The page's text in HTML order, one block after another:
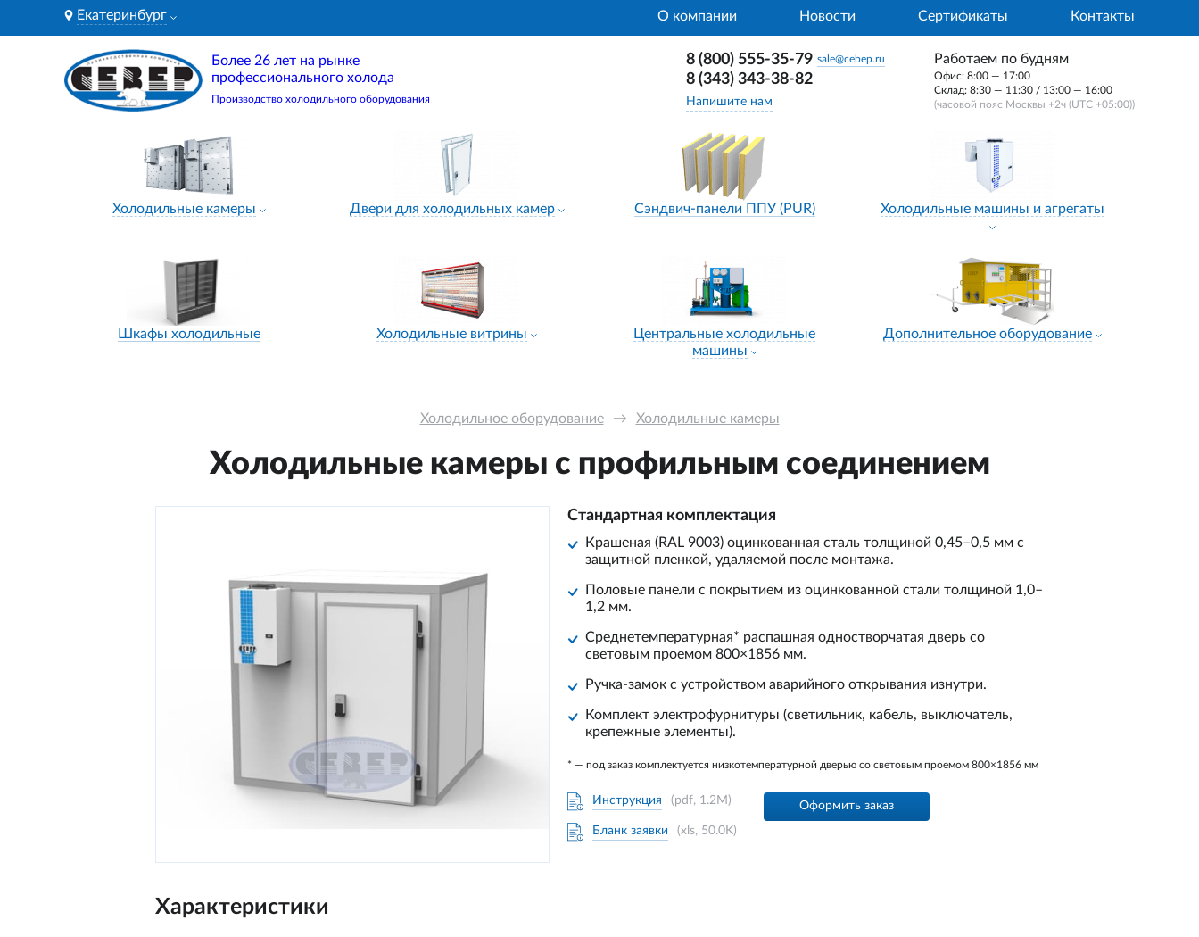
Екатеринбург О компании Новости Сертификаты Контакты
Более 26 лет на рынке
профессионального холода
Производство холодильного оборудования
8 (800) 555-35-79 sale@cebep.ru
8 (343) 343-38-82
Напишите нам
Работаем по будням
Офис: 8:00 — 17:00
Склад: 8:30 — 11:30 / 13:00 — 16:00
(часовой пояс Москвы +2ч (UTC +05:00))
Холодильные камеры Двери для холодильных камер Сэндвич-панели ППУ (PUR) Холодильные машины и агрегаты
Шкафы холодильные Холодильные витрины
Центральные холодильные
машины
Дополнительное оборудование
Холодильное оборудование → Холодильные камеры
Холодильные камеры с профильным соединением
Стандартная комплектация
Крашеная (RAL 9003) оцинкованная сталь толщиной 0,45–0,5 мм с
защитной пленкой, удаляемой после монтажа.
Половые панели с покрытием из оцинкованной стали толщиной 1,0–
1,2 мм.
Среднетемпературная* распашная одностворчатая дверь со
световым проемом 800×1856 мм.
Ручка-замок с устройством аварийного открывания изнутри.
Комплект электрофурнитуры (светильник, кабель, выключатель,
крепежные элементы).
* — под заказ комплектуется низкотемпературной дверью со световым проемом 800×1856 мм
Инструкция (pdf, 1.2M)
Бланк заявки (xls, 50.0K)
Оформить заказ
Характеристики